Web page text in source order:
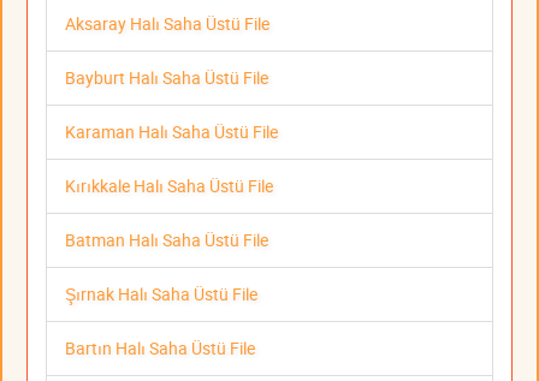
Aksaray Halı Saha Üstü File
Bayburt Halı Saha Üstü File
Karaman Halı Saha Üstü File
Kırıkkale Halı Saha Üstü File
Batman Halı Saha Üstü File
Şırnak Halı Saha Üstü File
Bartın Halı Saha Üstü File